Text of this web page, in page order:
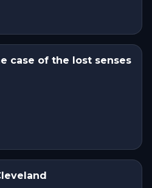
case of the lost senses